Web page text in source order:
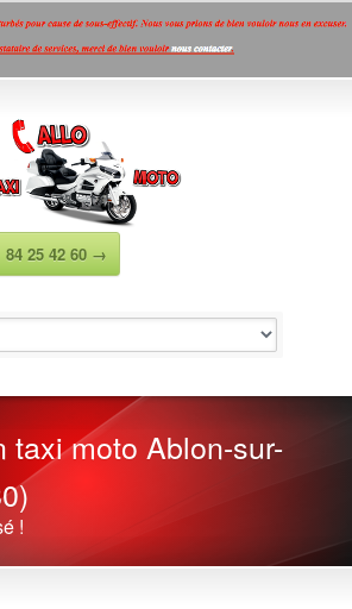
photos Contact Mentions légales
Facebook Twitter LinkedIn
84 25 42 60 →
taxi moto Ablon-sur-
!